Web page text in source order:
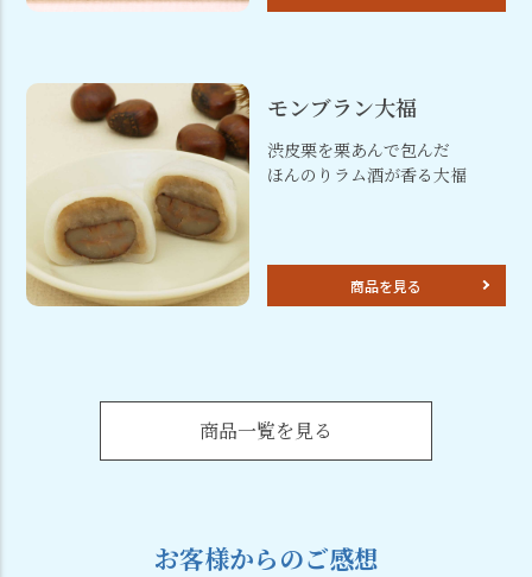
モンブラン大福
渋皮栗を栗あんで包んだ
ほんのりラム酒が香る大福
商品を見る
商品一覧を見る
お客様からのご感想